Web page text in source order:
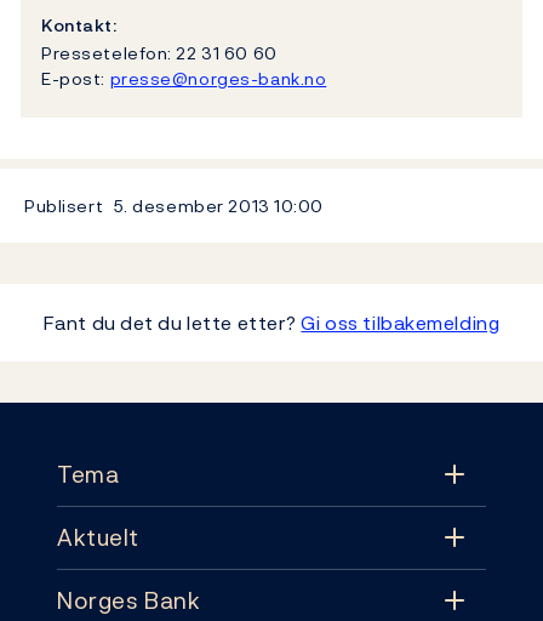
Kontakt:
Pressetelefon: 22 31 60 60
E-post: presse@norges-bank.no
Publisert 5. desember 201310:00
Fant du det du lette etter?Gi oss tilbakemelding
Tema
Tema
Aktuelt
Aktuelt
Norges Bank